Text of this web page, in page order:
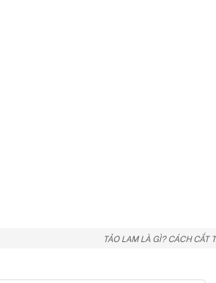
TẢO LAM LÀ GÌ? CÁCH CẮT